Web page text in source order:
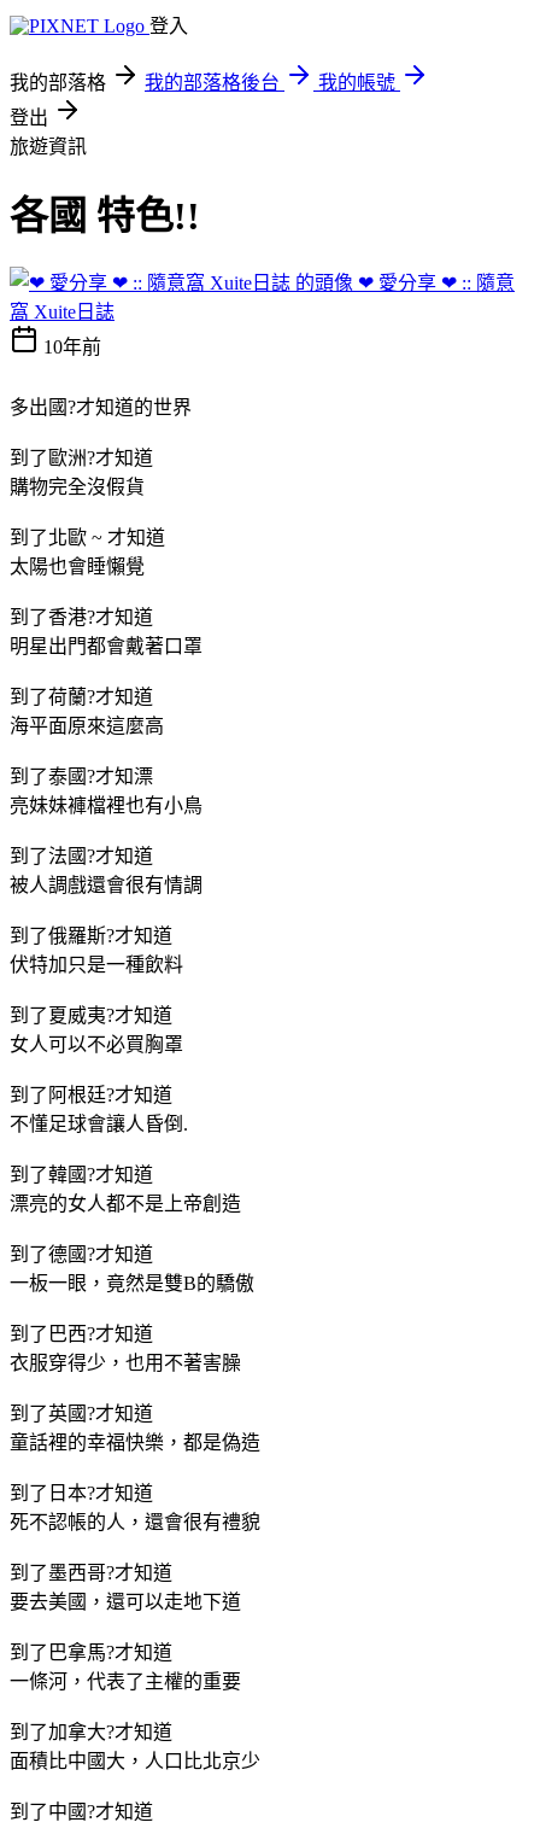
登入
我的部落格 我的部落格後台
我的帳號
登出
旅遊資訊
各國 特色!!
❤ 愛分享 ❤ :: 隨意
窩 Xuite日誌
10年前
多出國?才知道的世界
到了歐洲?才知道
購物完全沒假貨
到了北歐 ~ 才知道
太陽也會睡懶覺
到了香港?才知道
明星出門都會戴著口罩
到了荷蘭?才知道
海平面原來這麼高
到了泰國?才知漂
亮妹妹褲檔裡也有小鳥
到了法國?才知道
被人調戲還會很有情調
到了俄羅斯?才知道
伏特加只是一種飲料
到了夏威夷?才知道
女人可以不必買胸罩
到了阿根廷?才知道
不懂足球會讓人昏倒.
到了韓國?才知道
漂亮的女人都不是上帝創造
到了德國?才知道
一板一眼，竟然是雙B的驕傲
到了巴西?才知道
衣服穿得少，也用不著害臊
到了英國?才知道
童話裡的幸福快樂，都是偽造
到了日本?才知道
死不認帳的人，還會很有禮貌
到了墨西哥?才知道
要去美國，還可以走地下道
到了巴拿馬?才知道
一條河，代表了主權的重要
到了加拿大?才知道
面積比中國大，人口比北京少
到了中國?才知道